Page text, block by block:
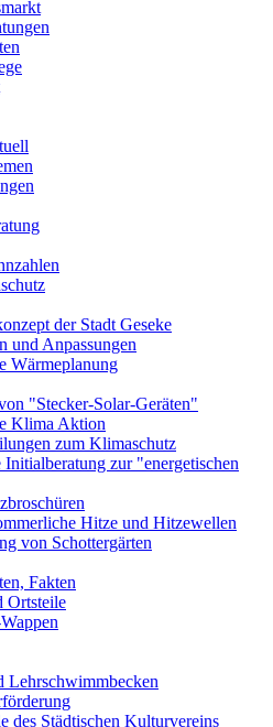
der Stadt Geseke
und Anpassungen
Wärmeplanung
"Stecker-Solar-Geräten"
Klima Aktion
zum Klimaschutz
zur "energetischen
Hitze und Hitzewellen
von Schottergärten
Fakten
Ortsteile
Lehrschwimmbecken
des Städtischen Kulturvereins